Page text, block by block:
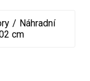
Náhradní
cm